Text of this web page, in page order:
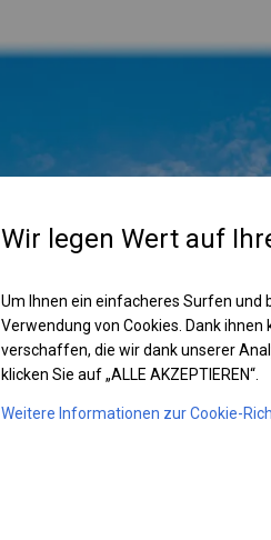
Wir legen Wert auf
Um Ihnen ein einfacheres Surfen und
Verwendung von Cookies. Dank
verschaffen, die wir dank unserer
klicken Sie auf „ALLE AKZEPTIEREN“.
Weitere Informationen zur Cookie-